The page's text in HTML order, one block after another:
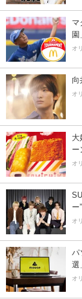
マ
園
オ
向
オ
大
ー
オ
ー”
オ
パ
選
オ